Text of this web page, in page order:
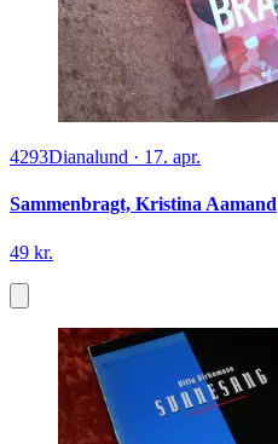
4293Dianalund · 17. apr.
Sammenbragt, Kristina Aamand
49 kr.